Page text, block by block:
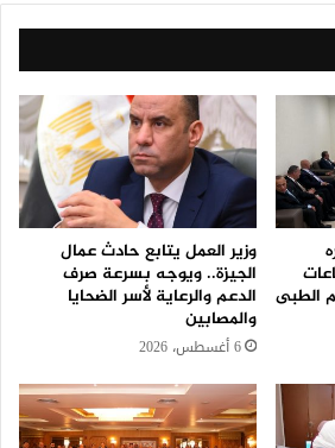
الطبى
وزير العمل يتابع حادث عمال
الجيزة.. ويوجه بسرعة صرف
الدعم والرعاية لأسر الضحايا
والمصابين
6 أغسطس، 2026